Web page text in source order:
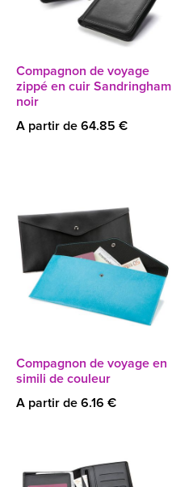
Compagnon de voyage
zippé en cuir Sandringham
noir
A partir de 64.85 €
Compagnon de voyage en
simili de couleur
A partir de 6.16 €